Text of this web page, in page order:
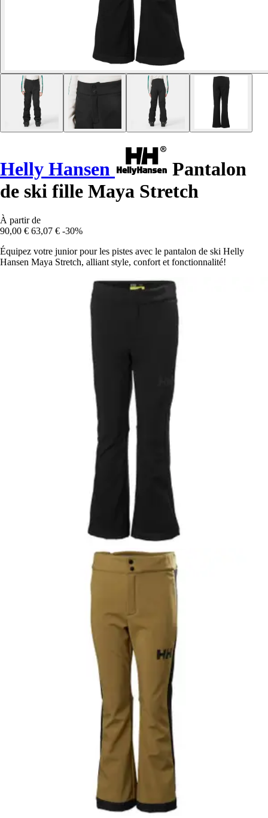
Helly Hansen
Pantalon
de ski fille Maya Stretch
À partir de
90,00 € 63,07 € -30%
Équipez votre junior pour les pistes avec le pantalon de ski Helly
Hansen Maya Stretch, alliant style, confort et fonctionnalité!